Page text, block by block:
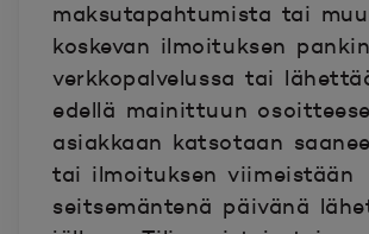
maksutapahtumista tai
koskevan ilmoituksen pankin
verkkopalvelussa tai
edellä mainittuun
asiakkaan katsotaan
tai ilmoituksen viimeistään
seitsemäntenä päivänä